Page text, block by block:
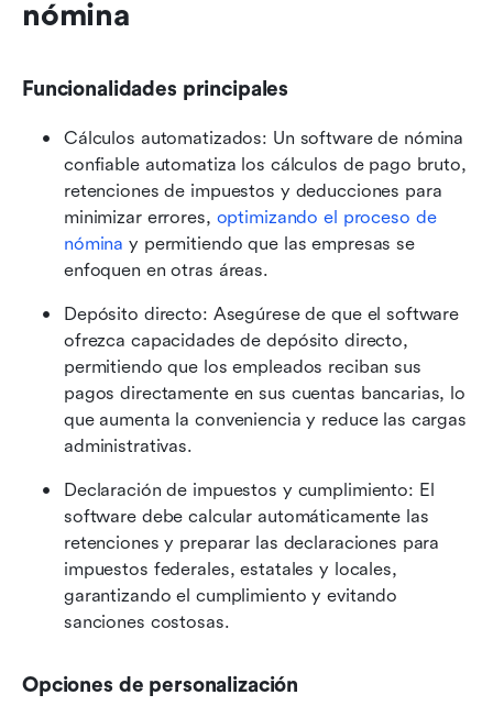
nómina
Funcionalidades principales
Cálculos automatizados: Un software de nómina
confiable automatiza los cálculos de pago bruto,
retenciones de impuestos y deducciones para
minimizar errores, optimizando el proceso de
nómina y permitiendo que las empresas se
enfoquen en otras áreas.
Depósito directo: Asegúrese de que el software
ofrezca capacidades de depósito directo,
permitiendo que los empleados reciban sus
pagos directamente en sus cuentas bancarias, lo
que aumenta la conveniencia y reduce las cargas
administrativas.
Declaración de impuestos y cumplimiento: El
software debe calcular automáticamente las
retenciones y preparar las declaraciones para
impuestos federales, estatales y locales,
garantizando el cumplimiento y evitando
sanciones costosas.
Opciones de personalización